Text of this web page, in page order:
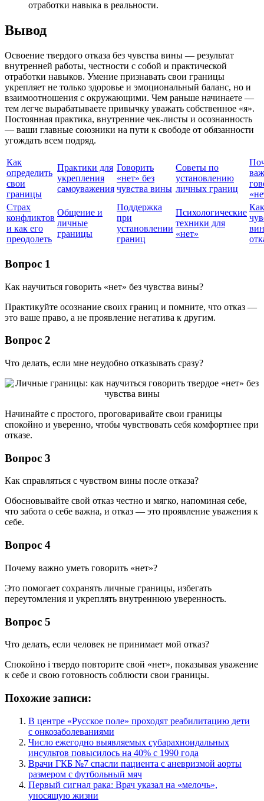
отработки навыка в реальности.
Вывод
Освоение твердого отказа без чувства вины — результат
внутренней работы, честности с собой и практической
отработки навыков. Умение признавать свои границы
укрепляет не только здоровье и эмоциональный баланс, но и
взаимоотношения с окружающими. Чем раньше начинаете —
тем легче вырабатываете привычку уважать собственное «я».
Постоянная практика, внутренние чек-листы и осознанность
— ваши главные союзники на пути к свободе от обязанности
угождать всем подряд.
Как
определить
свои
границы
Практики для
укрепления
самоуважения
Говорить
«нет» без
чувства вины
Советы по
установлению
личных границ
Страх
конфликтов
и как его
преодолеть
Общение и
личные
границы
Поддержка
при
установлении
границ
Психологические
техники для
«нет»
Вопрос 1
Как научиться говорить «нет» без чувства вины?
Практикуйте осознание своих границ и помните, что отказ —
это ваше право, а не проявление негатива к другим.
Вопрос 2
Что делать, если мне неудобно отказывать сразу?
Начинайте с простого, проговаривайте свои границы
спокойно и уверенно, чтобы чувствовать себя комфортнее при
отказе.
Вопрос 3
Как справляться с чувством вины после отказа?
Обосновывайте свой отказ честно и мягко, напоминая себе,
что забота о себе важна, и отказ — это проявление уважения к
себе.
Вопрос 4
Почему важно уметь говорить «нет»?
Это помогает сохранять личные границы, избегать
переутомления и укреплять внутреннюю уверенность.
Вопрос 5
Что делать, если человек не принимает мой отказ?
Спокойно і твердо повторите свой «нет», показывая уважение
к себе и свою готовность соблюсти свои границы.
Похожие записи:
В центре «Русское поле» проходят реабилитацию дети
с онкозаболеваниями
Число ежегодно выявляемых субарахноидальных
инсультов повысилось на 40% с 1990 года
Врачи ГКБ №7 спасли пациента с аневризмой аорты
размером с футбольный мяч
Первый сигнал рака: Врач указал на «мелочь»,
уносящую жизни